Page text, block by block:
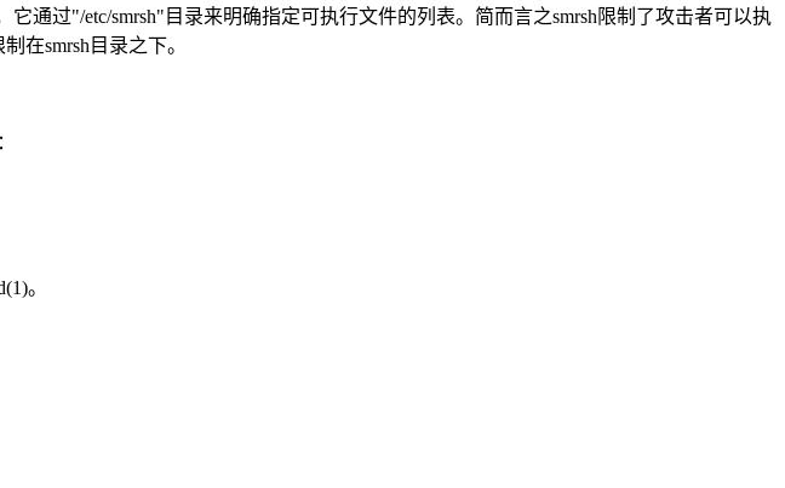
它通过"/etc/smrsh"目录来明确指定可执行文件的列表。简而言之smrsh限制了攻击者可以执
在smrsh目录之下。
。